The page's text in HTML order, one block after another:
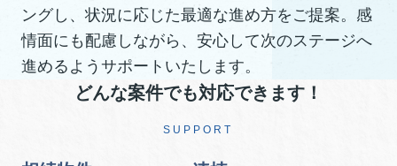
ングし、状況に応じた最適な進め方をご提案。感
情面にも配慮しながら、安心して次のステージへ
進めるようサポートいたします。
どんな案件でも対応できます！
SUPPORT